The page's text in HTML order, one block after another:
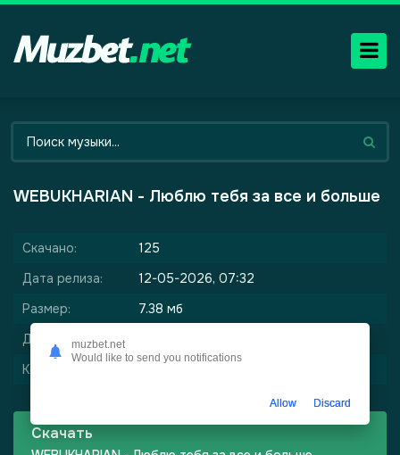
WEBUKHARIAN - Люблю тебя за все и больше
Скачано:
125
Дата релиза:
12-05-2026, 07:32
Размер:
7.38 мб
Длительность:
Качество:
Скачать
muzbet.net
Would like to send you notifications
Allow Discard